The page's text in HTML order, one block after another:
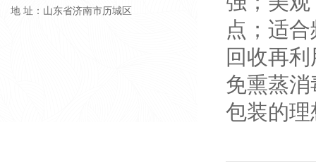
地 址：山东省济南市历城区
点；适
回收再
免熏蒸
包装的